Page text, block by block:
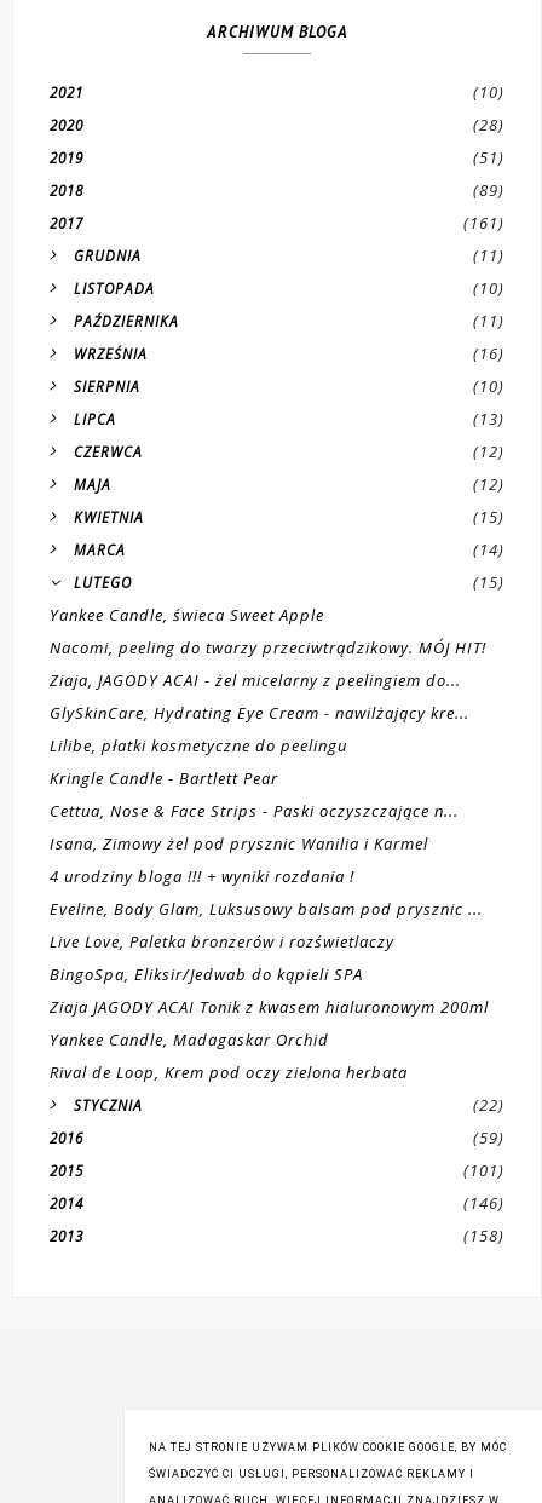
ARCHIWUM BLOGA
2021 (10)
2020 (28)
2019 (51)
2018 (89)
2017 (161)
GRUDNIA (11)
LISTOPADA (10)
PAŹDZIERNIKA (11)
WRZEŚNIA (16)
SIERPNIA (10)
LIPCA (13)
CZERWCA (12)
MAJA (12)
KWIETNIA (15)
MARCA (14)
LUTEGO
(15)
Yankee Candle, świeca Sweet Apple
Nacomi, peeling do twarzy przeciwtrądzikowy. MÓJ HIT!
Ziaja, JAGODY ACAI - żel micelarny z peelingiem do...
GlySkinCare, Hydrating Eye Cream - nawilżający kre...
Lilibe, płatki kosmetyczne do peelingu
Kringle Candle - Bartlett Pear
Cettua, Nose & Face Strips - Paski oczyszczające n...
Isana, Zimowy żel pod prysznic Wanilia i Karmel
4 urodziny bloga !!! + wyniki rozdania !
Eveline, Body Glam, Luksusowy balsam pod prysznic ...
Live Love, Paletka bronzerów i rozświetlaczy
BingoSpa, Eliksir/Jedwab do kąpieli SPA
Ziaja JAGODY ACAI Tonik z kwasem hialuronowym 200ml
Yankee Candle, Madagaskar Orchid
Rival de Loop, Krem pod oczy zielona herbata
STYCZNIA (22)
2016 (59)
2015 (101)
2014 (146)
2013 (158)
NA TEJ STRONIE UŻYWAM PLIKÓW COOKIE GOOGLE, BY MÓC
ŚWIADCZYĆ CI USŁUGI, PERSONALIZOWAĆ REKLAMY I
ANALIZOWAĆ RUCH. WIĘCEJ INFORMACJI ZNAJDZIESZ W